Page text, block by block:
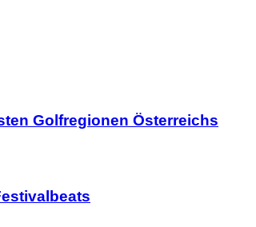
Golfregionen Österreichs